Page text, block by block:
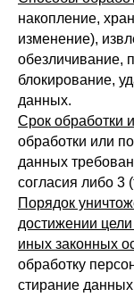
накопление,
изменение),
обезличивание,
блокирование,
данных.
Срок обработки
обработки или
данных
согласия либо 3
Порядок
достижении
иных законных
обработку
стирание